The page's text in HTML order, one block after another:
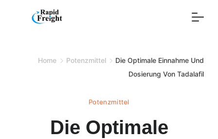
Home Potenzmittel
Die Optimale Einnahme Und
Dosierung Von Tadalafil
Potenzmittel
Die Optimale